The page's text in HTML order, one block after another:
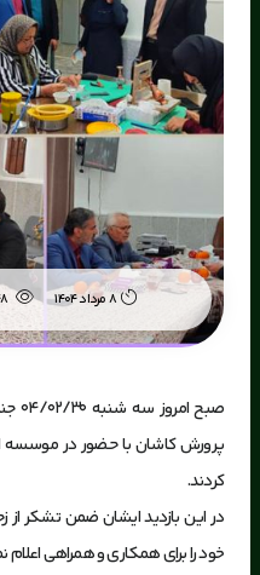
8 مرداد 1404
پرورش کاشان با حضور در موسسه
کردند.
در این بازدید ایشان ضمن تشکر
خود را برای همکاری و همراهی اعلام